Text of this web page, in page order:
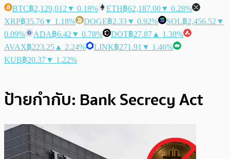
BTC฿2,129,012 ▼ 0.18% ETH฿62,187.00▼ 0.28%
XRP฿35.76▼ 1.18% DOGE฿2.33▼ 0.92% SOL฿2,456.52 ▼
0.09%
ADA฿6.42 ▼ 0.78% DOT฿27.87 ▲ 1.38%
AVAX฿223.25 ▲ 2.24% LINK฿271.91 ▼ 1.46%
KUB฿20.37▼ 1.22%
ป้ายกำกับ: Bank Secrecy Act